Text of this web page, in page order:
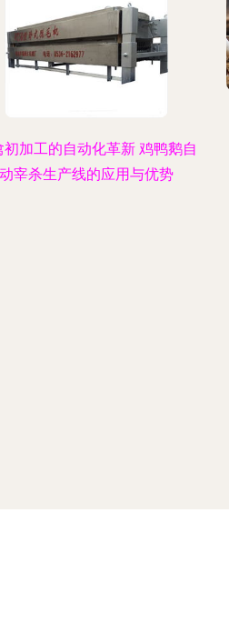
初加工的自动化革新 鸡鸭鹅自
动宰杀生产线的应用与优势